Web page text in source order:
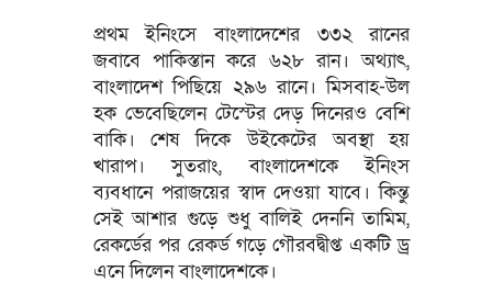
প্রথম ইনিংসে বাংলাদেশের ৩৩২ রানের
জবাবে পাকিস্তান করে ৬২৮ রান। অথ্যাৎ,
বাংলাদেশ পিছিয়ে ২৯৬ রানে। মিসবাহ-উল
হক ভেবেছিলেন টেস্টের দেড় দিনেরও বেশি
বাকি। শেষ দিকে উইকেটের অবস্থা হয়
খারাপ। সুতরাং, বাংলাদেশকে ইনিংস
ব্যবধানে পরাজয়ের স্বাদ দেওয়া যাবে। কিন্তু
সেই আশার গুড়ে শুধু বালিই দেননি তামিম,
রেকর্ডের পর রেকর্ড গড়ে গৌরবদ্বীপ্ত একটি ড্র
এনে দিলেন বাংলাদেশকে।